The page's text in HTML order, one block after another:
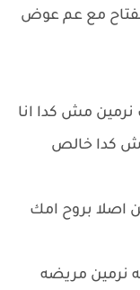
مع عم عوض
مش كدا انا
كدا خالص
بروح امك
نرمين مريضه